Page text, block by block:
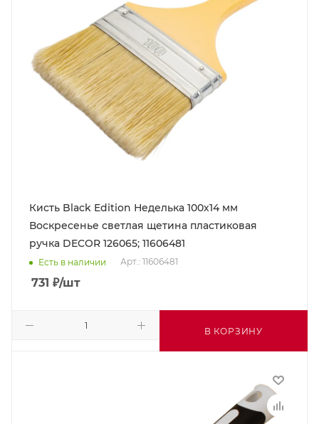
Кисть Black Edition Неделька 100х14 мм
Воскресенье светлая щетина пластиковая
ручка DECOR 126065; 11606481
Есть в наличии Арт.: 11606481
731 ₽/шт
В КОРЗИНУ